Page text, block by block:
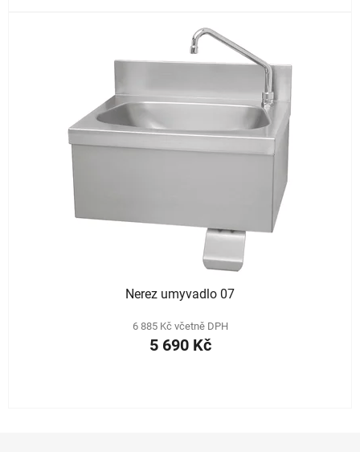
Nerez umyvadlo 07
6 885 Kč včetně DPH
5 690 Kč